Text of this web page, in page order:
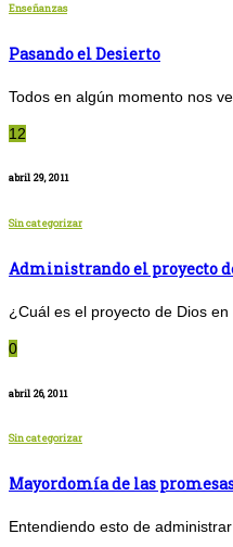
Enseñanzas
Pasando el Desierto
Todos en algún momento nos
12
abril 29, 2011
Sin categorizar
Administrando el proyecto
¿Cuál es el proyecto de Dios
0
abril 26, 2011
Sin categorizar
Mayordomía de las
Entendiendo esto de